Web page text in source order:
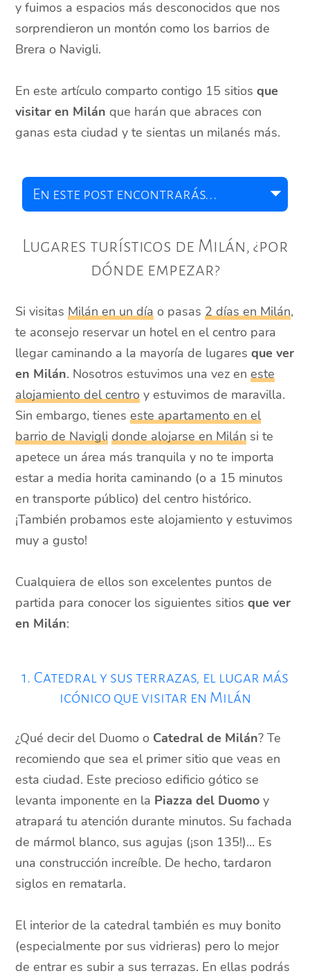
y fuimos a espacios más desconocidos que nos
sorprendieron un montón como los barrios de
Brera o Navigli.
En este artículo comparto contigo 15 sitiosque
visitar en Milán que harán que abraces con
ganas esta ciudad y te sientas un milanés más.
Lugares turísticos de Milán, ¿por
dónde empezar?
Si visitasMilán en un día o pasas2 días en Milán,
te aconsejo reservar un hotel en el centro para
llegar caminando a la mayoría de lugaresque ver
en Milán. Nosotros estuvimos una vez eneste
alojamiento del centro y estuvimos de maravilla.
Sin embargo, tieneseste apartamento en el
barrio de Navigli donde alojarse en Milán si te
apetece un área más tranquila y no te importa
estar a media horita caminando (o a 15 minutos
en transporte público) del centro histórico.
¡También probamos este alojamiento y estuvimos
muy a gusto!
Cualquiera de ellos son excelentes puntos de
partida para conocer los siguientes sitiosque ver
en Milán:
1. Catedral y sus terrazas, el lugar más
icónico que visitar en Milán
¿Qué decir del Duomo o Catedral de Milán? Te
recomiendo que sea el primer sitio que veas en
esta ciudad. Este precioso edificio gótico se
levanta imponente en la Piazza del Duomo y
atrapará tu atención durante minutos. Su fachada
de mármol blanco, sus agujas (¡son 135!)… Es
una construcción increíble. De hecho, tardaron
siglos en rematarla.
El interior de la catedral también es muy bonito
(especialmente por sus vidrieras) pero lo mejor
de entrar es subir a sus terrazas. En ellas podrás